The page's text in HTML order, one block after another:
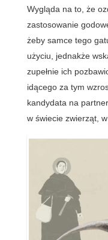
Wygląda na to, że
zastosowanie
żeby samce tego
użyciu, jednakże
zupełnie ich
idącego za tym
kandydata na
w świecie zwierząt,